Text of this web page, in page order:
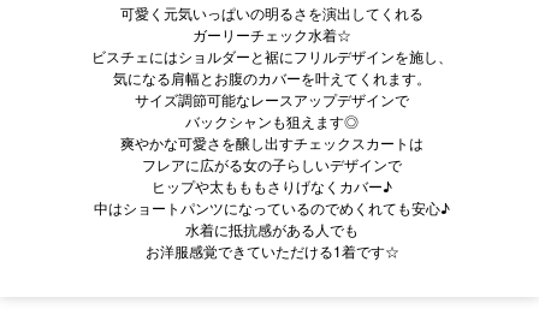
可愛く元気いっぱいの明るさを演出してくれる
ガーリーチェック水着☆
ビスチェにはショルダーと裾にフリルデザインを施し、
気になる肩幅とお腹のカバーを叶えてくれます。
サイズ調節可能なレースアップデザインで
バックシャンも狙えます◎
爽やかな可愛さを醸し出すチェックスカートは
フレアに広がる女の子らしいデザインで
ヒップや太もももさりげなくカバー♪
中はショートパンツになっているのでめくれても安心♪
水着に抵抗感がある人でも
お洋服感覚できていただける1着です☆